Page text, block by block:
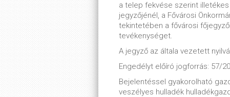
a telep fekvése szerint
jegyzőjénél, a Fővárosi
tekintetében a fővárosi
tevékenységet.
A jegyző az általa vezetett
Engedélyt előíró jogforrás: 57/
Bejelentéssel gyakorolható
veszélyes hulladék